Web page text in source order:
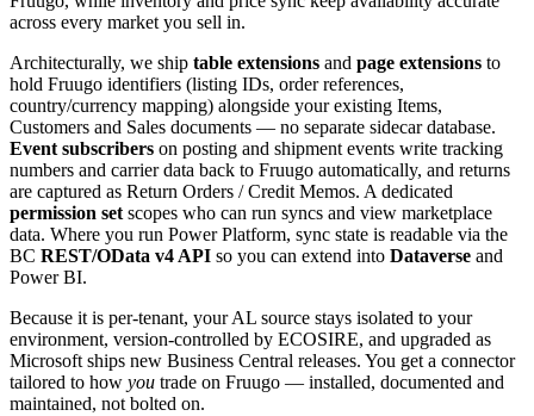
across every market you sell in.
Architecturally, we ship table extensions and page extensions to
hold Fruugo identifiers (listing IDs, order references,
country/currency mapping) alongside your existing Items,
Customers and Sales documents — no separate sidecar database.
Event subscribers on posting and shipment events write tracking
numbers and carrier data back to Fruugo automatically, and returns
are captured as Return Orders / Credit Memos. A dedicated
permission set scopes who can run syncs and view marketplace
data. Where you run Power Platform, sync state is readable via the
BC REST/OData v4 API so you can extend into Dataverse and
Power BI.
Because it is per-tenant, your AL source stays isolated to your
environment, version-controlled by ECOSIRE, and upgraded as
Microsoft ships new Business Central releases. You get a connector
tailored to how you trade on Fruugo — installed, documented and
maintained, not bolted on.